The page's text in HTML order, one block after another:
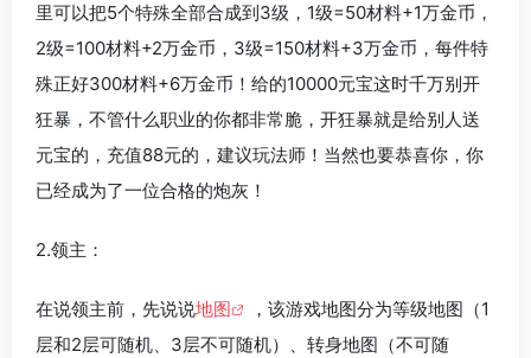
里可以把5个特殊全部合成到3级，1级=50材料+1万金币，
2级=100材料+2万金币，3级=150材料+3万金币，每件特
殊正好300材料+6万金币！给的10000元宝这时千万别开
狂暴，不管什么职业的你都非常脆，开狂暴就是给别人送
元宝的，充值88元的，建议玩法师！当然也要恭喜你，你
已经成为了一位合格的炮灰！
2.领主：
在说领主前，先说说地图
，该游戏地图分为等级地图（1
层和2层可随机、3层不可随机）、转身地图（不可随